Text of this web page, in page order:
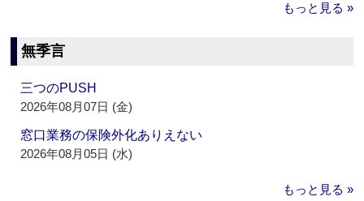
もっと見る »
無季言
三つのPUSH
2026年08月07日 (金)
窓口業務の保険外化ありえない
2026年08月05日 (水)
もっと見る »